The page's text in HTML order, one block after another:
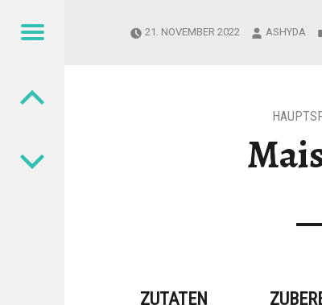
Menu
ZUTATEN
21. NOVEMBER 2022 ASHYDA